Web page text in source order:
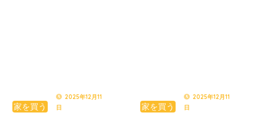
家を買う
2025年12月11
日
家を買う
2025年12月11
日